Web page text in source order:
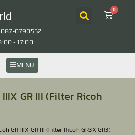
0
087-0790552
- 17:00
MENU
GR III (Filter Ricoh
GR IIIX GR III (Filter Ricoh GR3X GR3)